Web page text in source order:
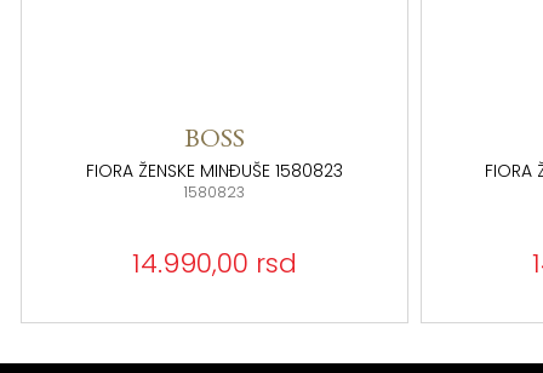
BOSS
FIORA ŽENSKE MINĐUŠE 1580823
1580823
14.990,00 rsd
FIORA